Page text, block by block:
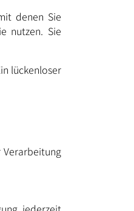
denen Sie
nutzen. Sie
lückenloser